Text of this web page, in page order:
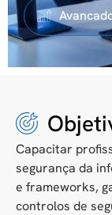
Capacitar
segurança da
e frameworks,
controlos de